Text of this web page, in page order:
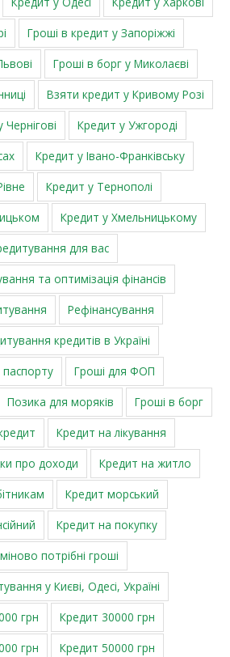
Гроші в кредит у Запоріжжі
Гроші в борг у Миколаєві
Взяти кредит у Кривому Розі
Кредит у Ужгороді
Кредит у Івано-Франківську
Кредит у Тернополі
Кредит у Хмельницькому
для вас
та оптимізація фінансів
Рефінансування
кредитів в Україні
Гроші для ФОП
Позика для моряків
Гроші в борг
Кредит на лікування
про доходи
Кредит на житло
Кредит морський
Кредит на покупку
потрібні гроші
у Києві, Одесі, Україні
грн
Кредит 30000 грн
грн
Кредит 50000 грн